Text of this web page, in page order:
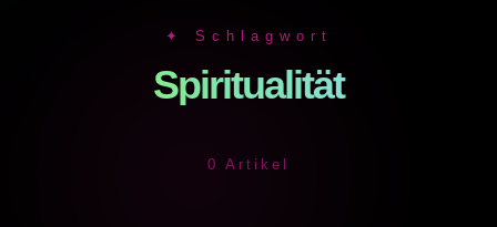
✦ Schlagwort
Spiritualität
0 Artikel